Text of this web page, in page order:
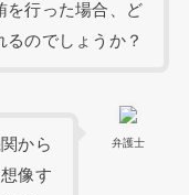
を行った場合、ど
のでしょうか？
弁護士
から
像す